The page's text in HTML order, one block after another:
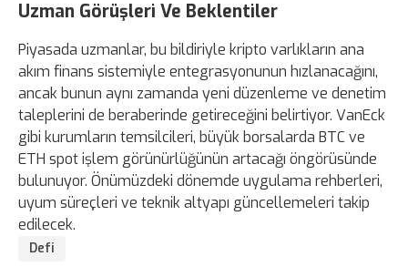
Uzman Görüşleri Ve Beklentiler
Piyasada uzmanlar, bu bildiriyle kripto varlıkların ana
akım finans sistemiyle entegrasyonunun hızlanacağını,
ancak bunun aynı zamanda yeni düzenleme ve denetim
taleplerini de beraberinde getireceğini belirtiyor. VanEck
gibi kurumların temsilcileri, büyük borsalarda BTC ve
ETH spot işlem görünürlüğünün artacağı öngörüsünde
bulunuyor. Önümüzdeki dönemde uygulama rehberleri,
uyum süreçleri ve teknik altyapı güncellemeleri takip
edilecek.
Defi